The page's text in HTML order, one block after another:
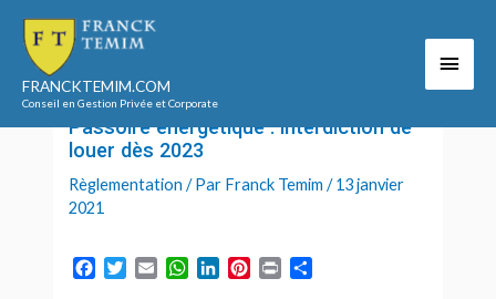
Aller
contenu
FRANCKTEMIM.COM
Conseil en Gestion Privée et Corporate
Accueil
Passoire énergétique : interdiction de louer dès
2023
Passoire énergétique : interdiction de
louer dès 2023
Règlementation / Par Franck Temim /13 janvier
2021
T
W